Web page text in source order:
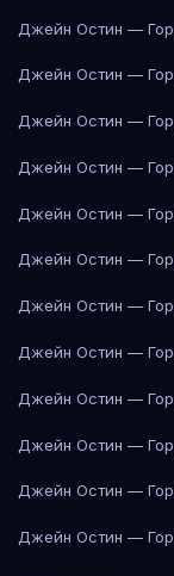
Джейн Остин —
Джейн Остин —
Джейн Остин —
Джейн Остин —
Джейн Остин —
Джейн Остин —
Джейн Остин —
Джейн Остин —
Джейн Остин —
Джейн Остин —
Джейн Остин —
Джейн Остин —